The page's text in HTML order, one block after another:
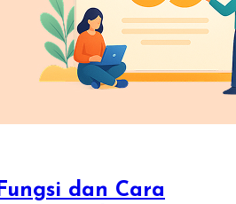
dan Cara